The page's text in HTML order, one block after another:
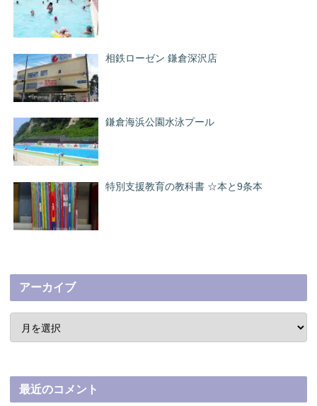
相鉄ローゼン 鎌倉深沢店
鎌倉海浜公園水泳プール
特別支援教育の教科書 ☆本と9条本
アーカイブ
最近のコメント